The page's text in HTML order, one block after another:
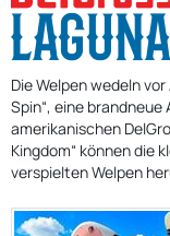
Die Welpen wedeln
Spin“, eine
amerikanischen
Kingdom“ können die
verspielten Welpen